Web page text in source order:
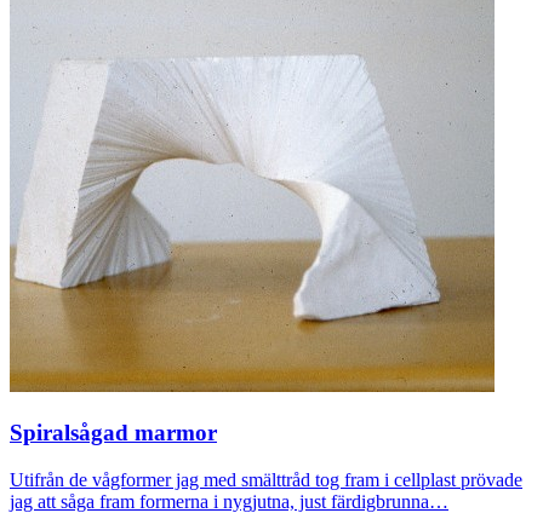
Spiralsågad marmor
Utifrån de vågformer jag med smälttråd tog fram i cellplast prövade
jag att såga fram formerna i nygjutna, just färdigbrunna…